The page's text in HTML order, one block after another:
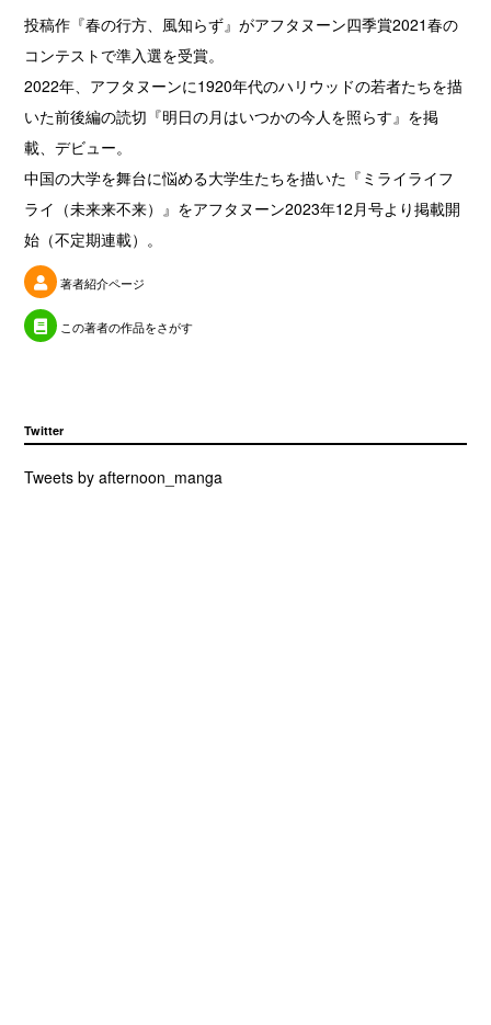
投稿作『春の行方、風知らず』がアフタヌーン四季賞2021春の
コンテストで準入選を受賞。
2022年、アフタヌーンに1920年代のハリウッドの若者たちを描
いた前後編の読切『明日の月はいつかの今人を照らす』を掲
載、デビュー。
中国の大学を舞台に悩める大学生たちを描いた『ミライライフ
ライ（未来来不来）』をアフタヌーン2023年12月号より掲載開
始（不定期連載）。
著者紹介ページ
この著者の作品をさがす
Twitter
Tweets by afternoon_manga